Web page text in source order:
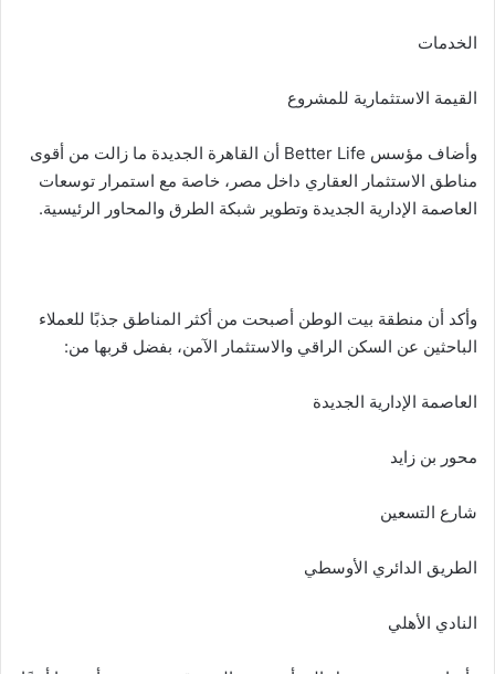
الخدمات
القيمة الاستثمارية للمشروع
وأضاف مؤسس Better Life أن القاهرة الجديدة ما زالت من أقوى
مناطق الاستثمار العقاري داخل مصر، خاصة مع استمرار توسعات
العاصمة الإدارية الجديدة وتطوير شبكة الطرق والمحاور الرئيسية.
وأكد أن منطقة بيت الوطن أصبحت من أكثر المناطق جذبًا للعملاء
الباحثين عن السكن الراقي والاستثمار الآمن، بفضل قربها من:
العاصمة الإدارية الجديدة
محور بن زايد
شارع التسعين
الطريق الدائري الأوسطي
النادي الأهلي